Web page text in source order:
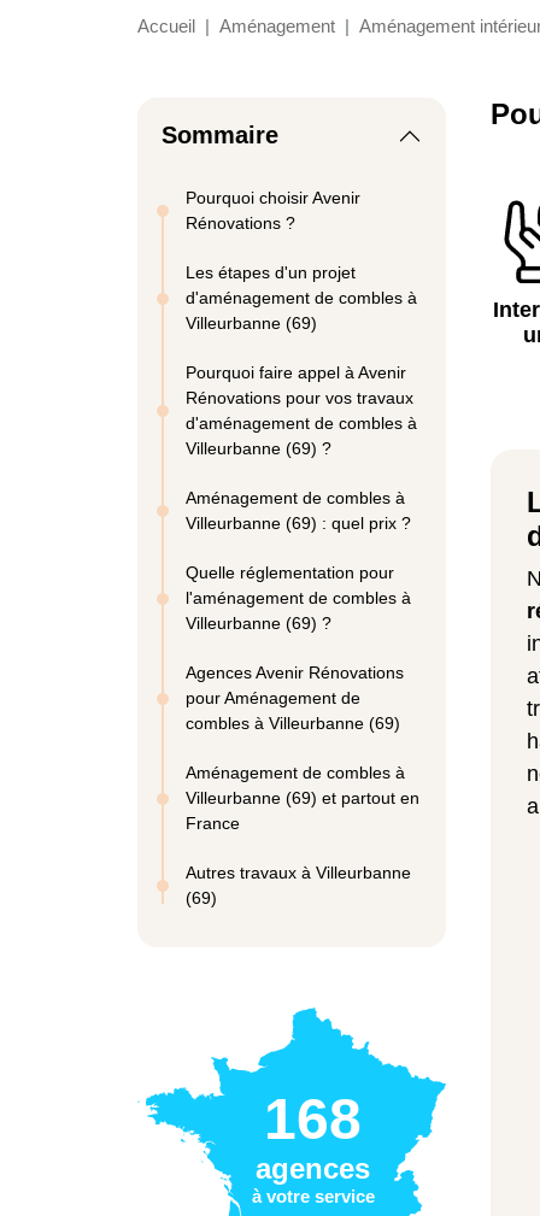
Accueil Aménagement Aménagement
Sommaire
Pourquoi choisir Avenir
Rénovations ?
Les étapes d'un projet
d'aménagement de combles à
Villeurbanne (69)
Pourquoi faire appel à Avenir
Rénovations pour vos travaux
d'aménagement de combles à
Villeurbanne (69) ?
Aménagement de combles à
Villeurbanne (69) : quel prix ?
Quelle réglementation pour
l'aménagement de combles à
Villeurbanne (69) ?
Agences Avenir Rénovations
pour Aménagement de
combles à Villeurbanne (69)
Aménagement de combles à
Villeurbanne (69) et partout en
France
Autres travaux à Villeurbanne
(69)
168
agences
à votre service